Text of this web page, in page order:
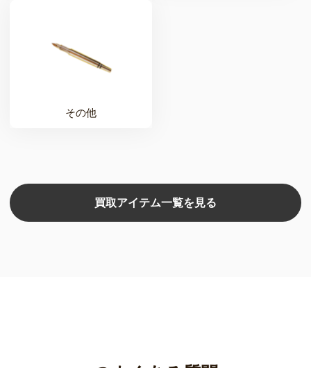
その他
買取アイテム一覧を見る